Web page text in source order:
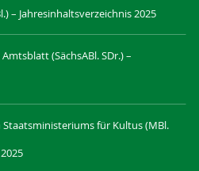
– Jahresinhaltsverzeichnis 2025
(SächsABl. SDr.) –
für Kultus (MBl.